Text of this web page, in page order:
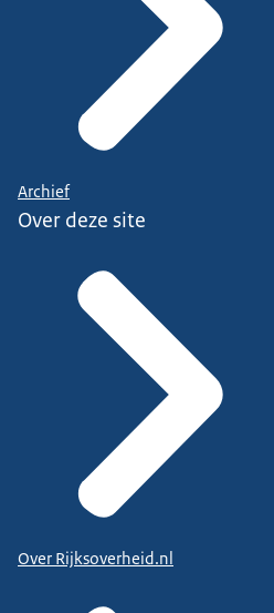
Archief
Over deze site
Over Rijksoverheid.nl